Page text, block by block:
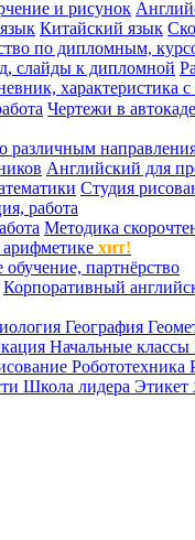
и рисунок
Китайский язык
по дипломным,
слайды к дипломной
характеристика
Чертежи в автокаде
различным
Английский для
Студия
работа
Методика
хит!
партнёрство
Корпоративный
География
Начальные классы
Робототехника
Школа лидера Этикет